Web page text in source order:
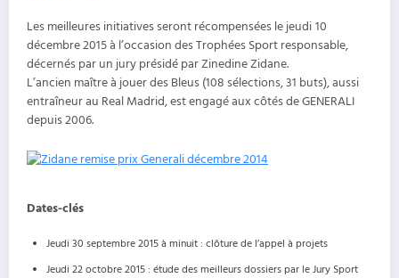
Les meilleures initiatives seront récompensées le jeudi 10
décembre 2015 à l’occasion des Trophées Sport responsable,
décernés par un jury présidé par Zinedine Zidane.
L’ancien maître à jouer des Bleus (108 sélections, 31 buts), aussi
entraîneur au Real Madrid, est engagé aux côtés de GENERALI
depuis 2006.
Dates-clés
Jeudi 30 septembre 2015 à minuit : clôture de l’appel à projets
Jeudi 22 octobre 2015 : étude des meilleurs dossiers par le Jury Sport